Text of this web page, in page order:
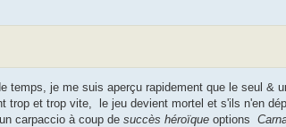
temps, je me suis aperçu rapidement que le seul &
trop et trop vite, le jeu devient mortel et s'ils n'en
carpaccio à coup de succès héroïque options